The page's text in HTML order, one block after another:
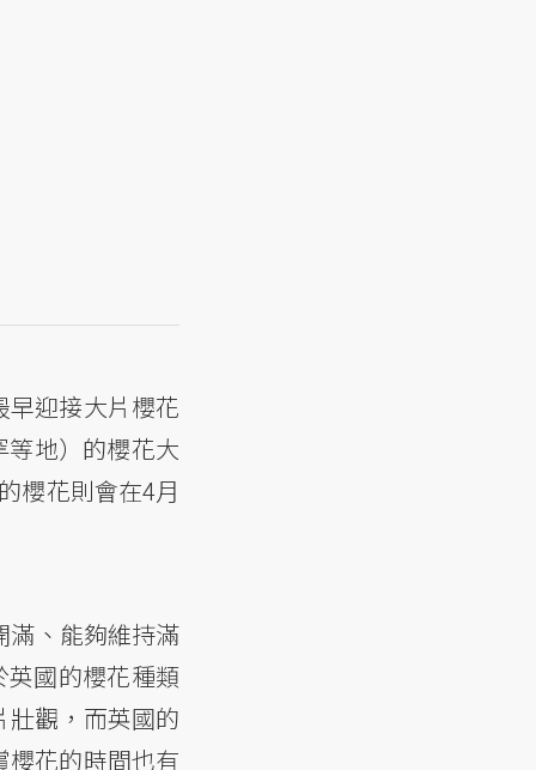
迎接大片櫻花
地）的櫻花大
櫻花則會在4月
滿、能夠維持滿
國的櫻花種類
觀，而英國的
花的時間也有